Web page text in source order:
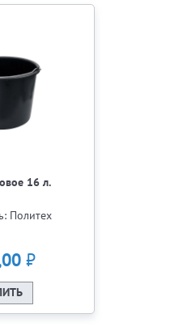
16 л.
Политех
₽